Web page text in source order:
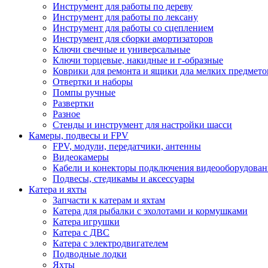
Инструмент для работы по дереву
Инструмент для работы по лексану
Инструмент для работы со сцеплением
Инструмент для сборки амортизаторов
Ключи свечные и универсальные
Ключи торцевые, накидные и г-образные
Коврики для ремонта и ящики дла мелких
Отвертки и наборы
Помпы ручные
Развертки
Разное
Стенды и инструмент для настройки шасси
Камеры, подвесы и FPV
FPV, модули, передатчики, антенны
Видеокамеры
Кабели и конекторы подключения
Подвесы, стедикамы и аксессуары
Катера и яхты
Запчасти к катерам и яхтам
Катера для рыбалки с эхолотами и кормушками
Катера игрушки
Катера с ДВС
Катера с электродвигателем
Подводные лодки
Яхты